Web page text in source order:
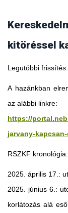
kitöréssel
Legutóbbi
A hazánkban
az alábbi linkre:
https://
jarvany-
RSZKF kronológia:
2025. április 17.:
2025. június 6.:
korlátozás alá
Georgia